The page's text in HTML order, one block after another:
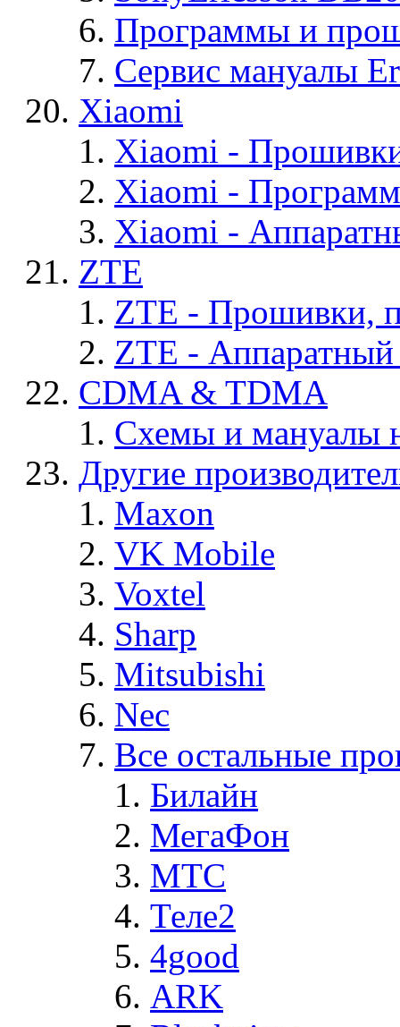
Программы и
Сервис мануалы
Xiaomi
Xiaomi -
Xiaomi -
Xiaomi -
ZTE
ZTE - Прошивки,
ZTE -
CDMA & TDMA
Схемы и мануалы
Другие
Maxon
VK Mobile
Voxtel
Sharp
Mitsubishi
Nec
Все остальные
Билайн
МегаФон
MTC
Теле2
4good
ARK